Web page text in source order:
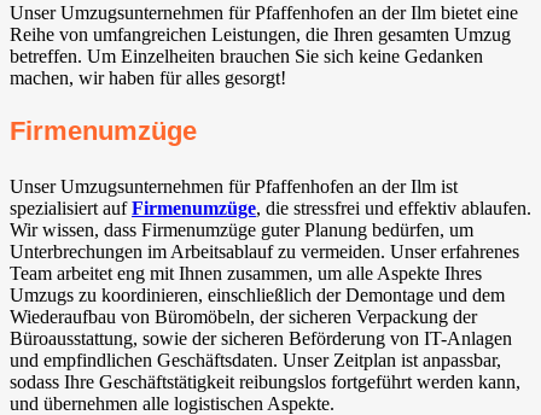
Unser Umzugsunternehmen für Pfaffenhofen an der Ilm bietet eine
Reihe von umfangreichen Leistungen, die Ihren gesamten Umzug
betreffen. Um Einzelheiten brauchen Sie sich keine Gedanken
machen, wir haben für alles gesorgt!
Firmenumzüge
Unser Umzugsunternehmen für Pfaffenhofen an der Ilm ist
spezialisiert aufFirmenumzüge, die stressfrei und effektiv ablaufen.
Wir wissen, dass Firmenumzüge guter Planung bedürfen, um
Unterbrechungen im Arbeitsablauf zu vermeiden. Unser erfahrenes
Team arbeitet eng mit Ihnen zusammen, um alle Aspekte Ihres
Umzugs zu koordinieren, einschließlich der Demontage und dem
Wiederaufbau von Büromöbeln, der sicheren Verpackung der
Büroausstattung, sowie der sicheren Beförderung von IT-Anlagen
und empfindlichen Geschäftsdaten. Unser Zeitplan ist anpassbar,
sodass Ihre Geschäftstätigkeit reibungslos fortgeführt werden kann,
und übernehmen alle logistischen Aspekte.